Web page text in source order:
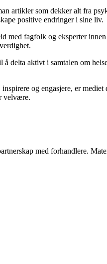
artikler som dekker alt fra
positive endringer i sine liv.
med fagfolk og eksperter
delta aktivt i samtalen om
og engasjere, er
velvære.
med forhandlere.